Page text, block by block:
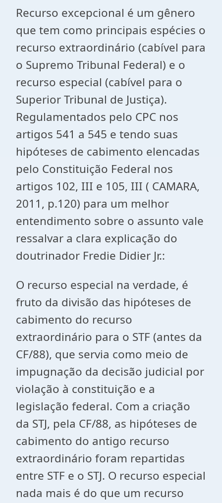
Recurso excepcional é um gênero
que tem como principais espécies o
recurso extraordinário (cabível para
o Supremo Tribunal Federal) e o
recurso especial (cabível para o
Superior Tribunal de Justiça).
Regulamentados pelo CPC nos
artigos 541 a 545 e tendo suas
hipóteses de cabimento elencadas
pelo Constituição Federal nos
artigos 102, III e 105, III ( CAMARA,
2011, p.120) para um melhor
entendimento sobre o assunto vale
ressalvar a clara explicação do
doutrinador Fredie Didier Jr.:
O recurso especial na verdade, é
fruto da divisão das hipóteses de
cabimento do recurso
extraordinário para o STF (antes da
CF/88), que servia como meio de
impugnação da decisão judicial por
violação à constituição e a
legislação federal. Com a criação
da STJ, pela CF/88, as hipóteses de
cabimento do antigo recurso
extraordinário foram repartidas
entre STF e o STJ. O recurso especial
nada mais é do que um recurso